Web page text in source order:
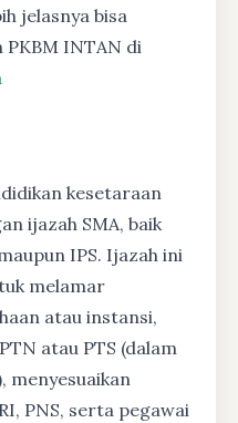
jelasnya bisa
PKBM INTAN di
kesetaraan
ijazah SMA, baik
IPS. Ijazah ini
melamar
atau instansi,
atau PTS (dalam
menyesuaikan
PNS, serta pegawai